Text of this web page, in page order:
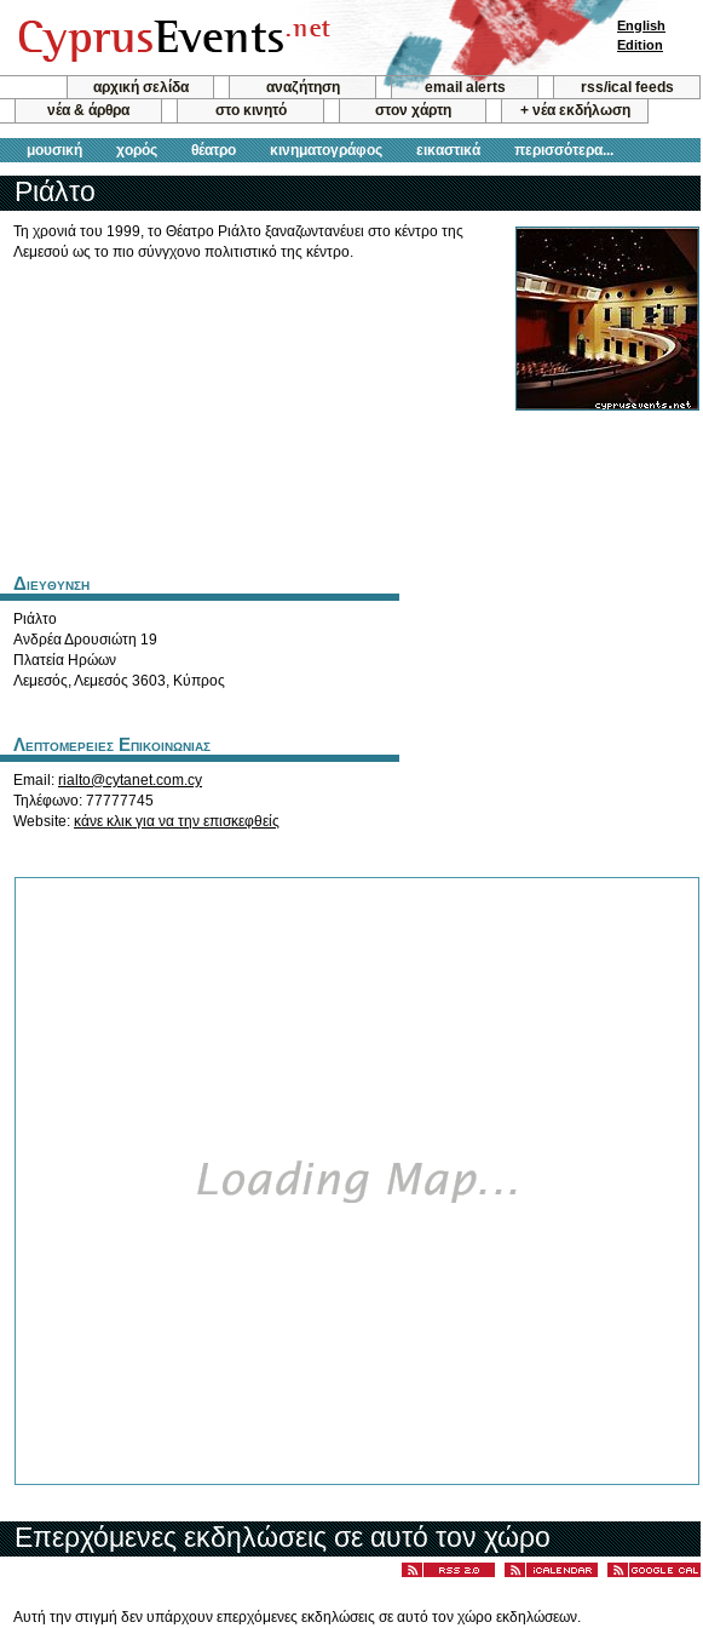
αρχική σελίδα αναζήτηση email alerts
rss/ical feeds
νέα & άρθρα
στο κινητό στον χάρτη + νέα εκδήλωση
μουσική χορός θέατρο κινηματογράφος εικαστικά περισσότερα...
English
Edition
Ριάλτο
Τη χρονιά του 1999, το Θέατρο Ριάλτο ξαναζωντανέυει στο κέντρο της
Λεμεσού ως το πιο σύνγχονο πολιτιστικό της κέντρο.
Διευθυνση
Ριάλτο
Ανδρέα Δρουσιώτη 19
Πλατεία Ηρώων
Λεμεσός,Λεμεσός 3603, Κύπρος
Λεπτομερειες Επικοινωνιας
Email: rialto@cytanet.com.cy
Τηλέφωνο: 77777745
Website: κάνε κλικ για να την επισκεφθείς
Επερχόμενες εκδηλώσεις σε αυτό τον χώρο
Αυτή την στιγμή δεν υπάρχουν επερχόμενες εκδηλώσεις σε αυτό τον χώρο εκδηλώσεων.